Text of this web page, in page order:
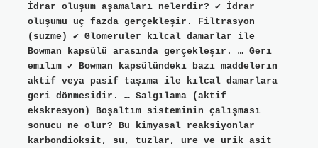
İdrar oluşum aşamaları nelerdir? ✔ İdrar
oluşumu üç fazda gerçekleşir. Filtrasyon
(süzme) ✔ Glomerüler kılcal damarlar ile
Bowman kapsülü arasında gerçekleşir. … Geri
emilim ✔ Bowman kapsülündeki bazı maddelerin
aktif veya pasif taşıma ile kılcal damarlara
geri dönmesidir. … Salgılama (aktif
ekskresyon) Boşaltım sisteminin çalışması
sonucu ne olur? Bu kimyasal reaksiyonlar
karbondioksit, su, tuzlar, üre ve ürik asit